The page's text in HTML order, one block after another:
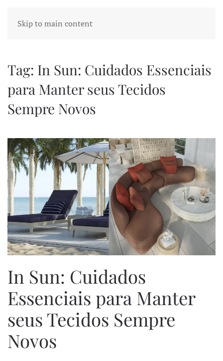
Skip to main content
Tag: In Sun: Cuidados Essenciais
para Manter seus Tecidos
Sempre Novos
In Sun: Cuidados
Essenciais para Manter
seus Tecidos Sempre
Novos